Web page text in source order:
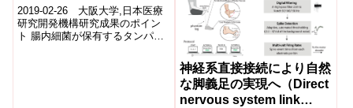
2019-02-26 大阪大学,日本医療
研究開発機構研究成果のポイン
ト 腸内細菌が保有するタンパク
神経系直接接続により自然
な脚義足の実現へ（Direct
nervous system link